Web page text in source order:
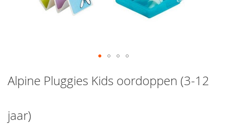
Alpine Pluggies Kids oordoppen (3-12
jaar)
to
the
the